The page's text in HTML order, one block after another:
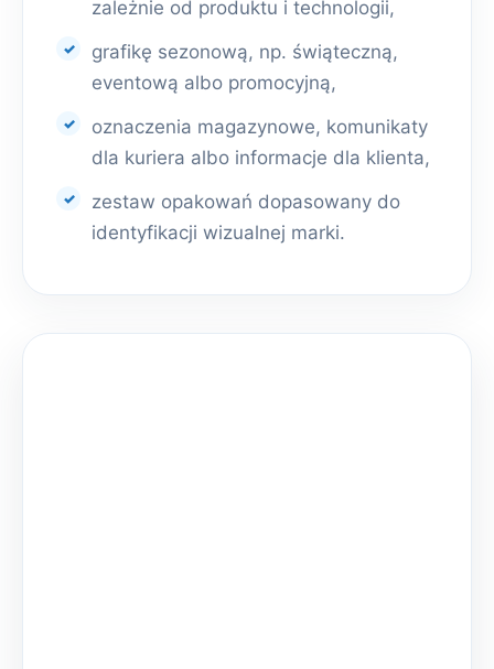
zależnie od produktu i technologii,
grafikę sezonową, np. świąteczną,
eventową albo promocyjną,
oznaczenia magazynowe, komunikaty
dla kuriera albo informacje dla klienta,
zestaw opakowań dopasowany do
identyfikacji wizualnej marki.